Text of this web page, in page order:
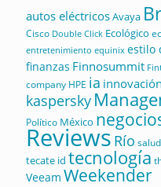
autos eléctricosAvaya
Cisco Double Click Ecológico
entretenimiento equinix estilo
finanzas Finnosummit
company HPE ia innovación
kaspersky
Político México
Reviews Río salud
tecate id tecnología
Veeam Weekender